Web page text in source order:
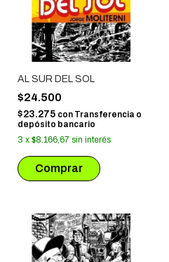
AL SUR DEL SOL
$24.500
$23.275 con Transferencia o
depósito bancario
3 x $8.166,67 sin interés